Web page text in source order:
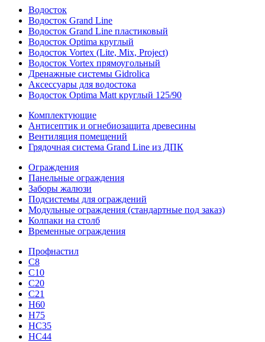
Водосток
Водосток Grand Line
Водосток Grand Line пластиковый
Водосток Optima круглый
Водосток Vortex (Lite, Mix, Project)
Водосток Vortex прямоугольный
Дренажные системы Gidrolica
Аксессуары для водостока
Водосток Optima Matt круглый 125/90
Комплектующие
Антисептик и огнебиозащита древесины
Вентиляция помещений
Грядочная система Grand Line из ДПК
Ограждения
Панельные ограждения
Заборы жалюзи
Подсистемы для ограждений
Модульные ограждения (стандартные под заказ)
Колпаки на столб
Временные ограждения
Профнастил
С8
С10
С20
С21
H60
H75
HС35
НС44